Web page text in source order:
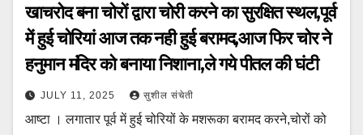
खाचरोद बना चोरों द्वारा चोरी करने का सुरक्षित स्थल,पूर्व
में हुई चोरियां आज तक नही हुई बरामद,आज फिर चोर ने
हनुमान मंदिर को बनाया निशाना,ले गये पीतल की घंटी
JULY 11, 2025 सुशील संचेती
आष्टा । लगातार पूर्व में हुई चोरियों के मशरूका बरामद करने,चोरों को